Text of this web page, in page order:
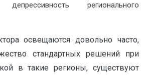
депрессивность регионального
освещаются довольно часто,
стандартных решений при
в такие регионы, существуют